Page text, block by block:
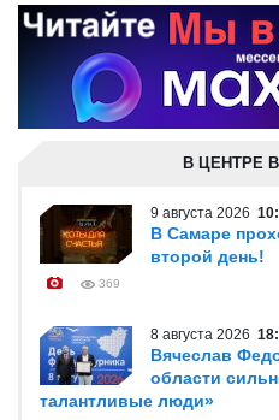
В ЦЕНТРЕ
9 августа 2026
В Самаре
второй день!
369
8 августа 2026
Вячеслав
области
талантливые люди»